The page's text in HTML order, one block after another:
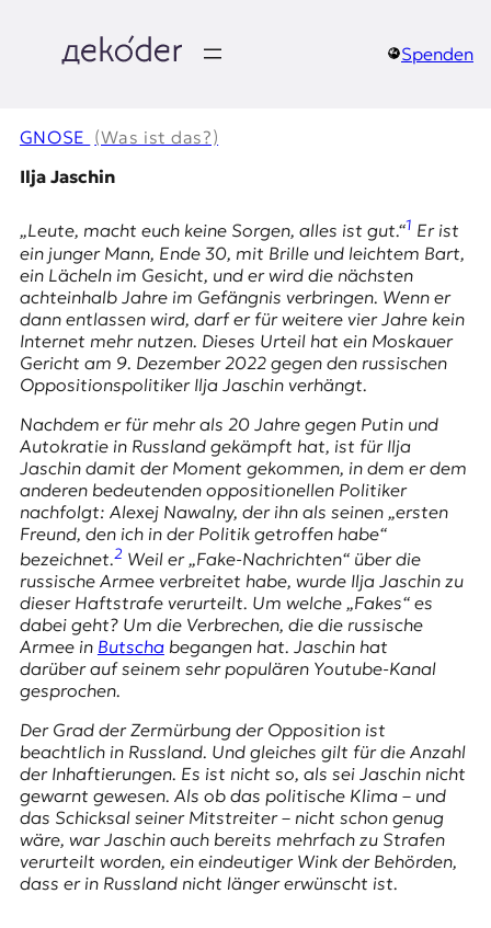
springen
e
k
o
d
e
r
|
D
E
K
O
D
E
R
W
s
s
e
n
Spenden
GNOSE (Was ist das?)
Ilja Jaschin
„Leute, macht euch keine Sorgen, alles ist gut.“1 Er ist
ein junger Mann, Ende 30, mit Brille und leichtem Bart,
ein Lächeln im Gesicht, und er wird die nächsten
achteinhalb Jahre im Gefängnis verbringen. Wenn er
dann entlassen wird, darf er für weitere vier Jahre kein
Internet mehr nutzen. Dieses Urteil hat ein Moskauer
Gericht am 9. Dezember 2022 gegen den russischen
Oppositionspolitiker Ilja Jaschin verhängt.
Nachdem er für mehr als 20 Jahre gegen Putin und
Autokratie in Russland gekämpft hat, ist für Ilja
Jaschin damit der Moment gekommen, in dem er dem
anderen bedeutenden oppositionellen Politiker
nachfolgt: Alexej Nawalny, der ihn als seinen „ersten
Freund, den ich in der Politik getroffen habe“
bezeichnet.2 Weil er „Fake-Nachrichten“ über die
russische Armee verbreitet habe, wurde Ilja Jaschin zu
dieser Haftstrafe verurteilt. Um welche „Fakes“ es
dabei geht? Um die Verbrechen, die die russische
Armee in Butschabegangen hat. Jaschin hat
darüber auf seinem sehr populären Youtube-Kanal
gesprochen.
Der Grad der Zermürbung der Opposition ist
beachtlich in Russland. Und gleiches gilt für die Anzahl
der Inhaftierungen. Es ist nicht so, als sei Jaschin nicht
gewarnt gewesen. Als ob das politische Klima – und
das Schicksal seiner Mitstreiter – nicht schon genug
wäre, war Jaschin auch bereits mehrfach zu Strafen
verurteilt worden, ein eindeutiger Wink der Behörden,
dass er in Russland nicht länger erwünscht ist.